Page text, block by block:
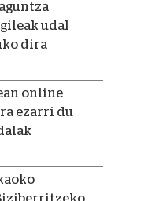
udal
dira
online
ezarri du